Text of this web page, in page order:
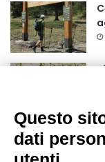
Questo
dati